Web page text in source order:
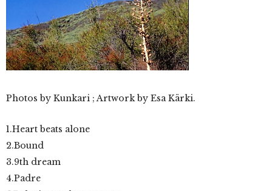
Photos by Kunkari ; Artwork by Esa Kärki.
1.Heart beats alone
2.Bound
3.9th dream
4.Padre